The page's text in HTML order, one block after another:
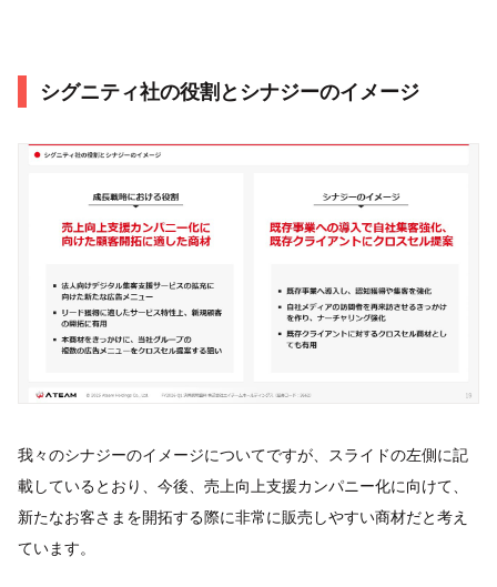
シグニティ社の役割とシナジーのイメージ
我々のシナジーのイメージについてですが、スライドの左側に記
載しているとおり、今後、売上向上支援カンパニー化に向けて、
新たなお客さまを開拓する際に非常に販売しやすい商材だと考え
ています。